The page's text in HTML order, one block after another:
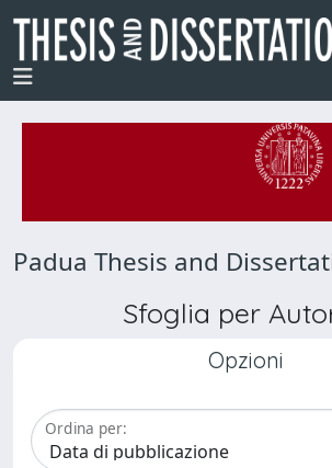
Padua Thesis and
Sfoglia per
Opzioni
Ordina per: